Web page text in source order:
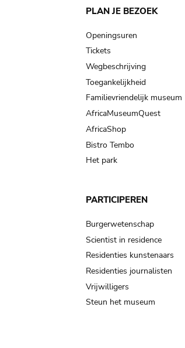
Main
navigation
PLAN JE BEZOEK
Openingsuren
Tickets
Wegbeschrijving
Toegankelijkheid
Familievriendelijk museum
AfricaMuseumQuest
AfricaShop
Bistro Tembo
Het park
PARTICIPEREN
Burgerwetenschap
Scientist in residence
Residenties kunstenaars
Residenties journalisten
Vrijwilligers
Steun het museum